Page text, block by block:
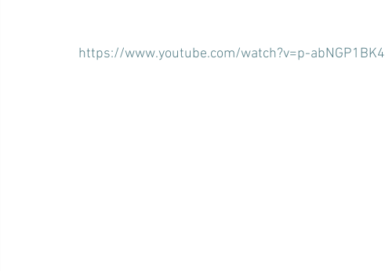
https://www.youtube.com/watch?v=p-abNGP1BK4